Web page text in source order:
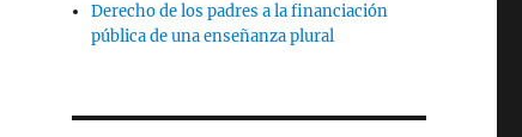
Derecho de los padres a la financiación
pública de una enseñanza plural